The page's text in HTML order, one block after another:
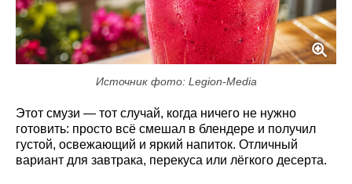
Источник фото: Legion-Media
Этот смузи — тот случай, когда ничего не нужно
готовить: просто всё смешал в блендере и получил
густой, освежающий и яркий напиток. Отличный
вариант для завтрака, перекуса или лёгкого десерта.